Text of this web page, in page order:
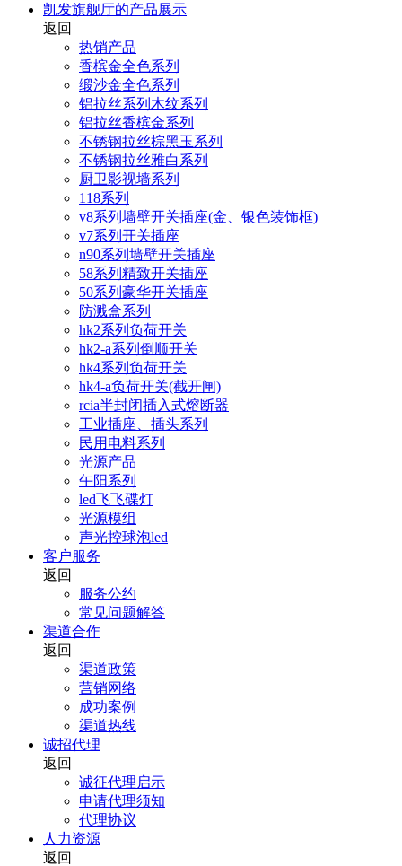
凯发旗舰厅的产品展示
返回
热销产品
香槟金全色系列
缎沙金全色系列
铝拉丝系列木纹系列
铝拉丝香槟金系列
不锈钢拉丝棕黑玉系列
不锈钢拉丝雅白系列
厨卫影视墙系列
118系列
v8系列墙壁开关插座(金、银色装饰框)
v7系列开关插座
n90系列墙壁开关插座
58系列精致开关插座
50系列豪华开关插座
防溅盒系列
hk2系列负荷开关
hk2-a系列倒顺开关
hk4系列负荷开关
hk4-a负荷开关(截开闸)
rcia半封闭插入式熔断器
工业插座、插头系列
民用电料系列
光源产品
午阳系列
led飞飞碟灯
光源模组
声光控球泡led
客户服务
返回
服务公约
常见问题解答
渠道合作
返回
渠道政策
营销网络
成功案例
渠道热线
诚招代理
返回
诚征代理启示
申请代理须知
代理协议
人力资源
返回